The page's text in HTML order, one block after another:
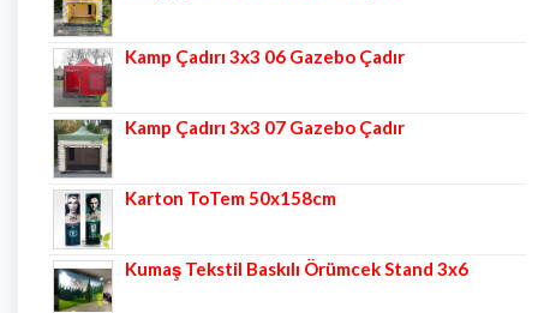
Kamp Çadırı 3x3 06 Gazebo Çadır
Kamp Çadırı 3x3 07 Gazebo Çadır
Karton ToTem 50x158cm
Kumaş Tekstil Baskılı Örümcek Stand 3x6